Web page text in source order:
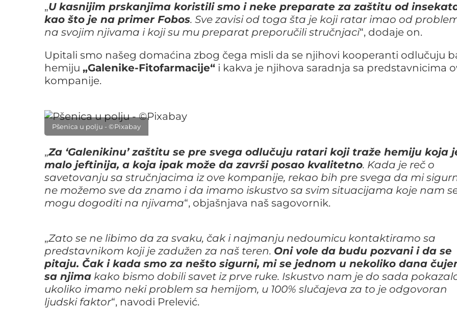
„U kasnijim prskanjima koristili smo i neke preparate za zaštitu od
kao što je na primer Fobos. Sve zavisi od toga šta je koji ratar imao od
na svojim njivama i koji su mu preparat preporučili stručnjaci“, dodaje on.
Upitali smo našeg domaćina zbog čega misli da se njihovi kooperanti odlučuju
hemiju „Galenike-Fitofarmacije“ i kakva je njihova saradnja sa predstavnicima
kompanije.
Pšenica u polju - ©Pixabay
„Za ‘Galenikinu’ zaštitu se pre svega odlučuju ratari koji traže hemiju koja
malo jeftinija, a koja ipak može da završi posao kvalitetno. Kada je reč o
savetovanju sa stručnjacima iz ove kompanije, rekao bih pre svega da mi
ne možemo sve da znamo i da imamo iskustvo sa svim situacijama koje nam
mogu dogoditi na njivama“, objašnjava naš sagovornik.
„Zato se ne libimo da za svaku, čak i najmanju nedoumicu kontaktiramo sa
predstavnikom koji je zadužen za naš teren. Oni vole da budu pozvani i da se
pitaju. Čak i kada smo za nešto sigurni, mi se jednom u nekoliko dana
sa njima kako bismo dobili savet iz prve ruke. Iskustvo nam je do sada
ukoliko imamo neki problem sa hemijom, u 100% slučajeva za to je odgovoran
ljudski faktor“, navodi Prelević.